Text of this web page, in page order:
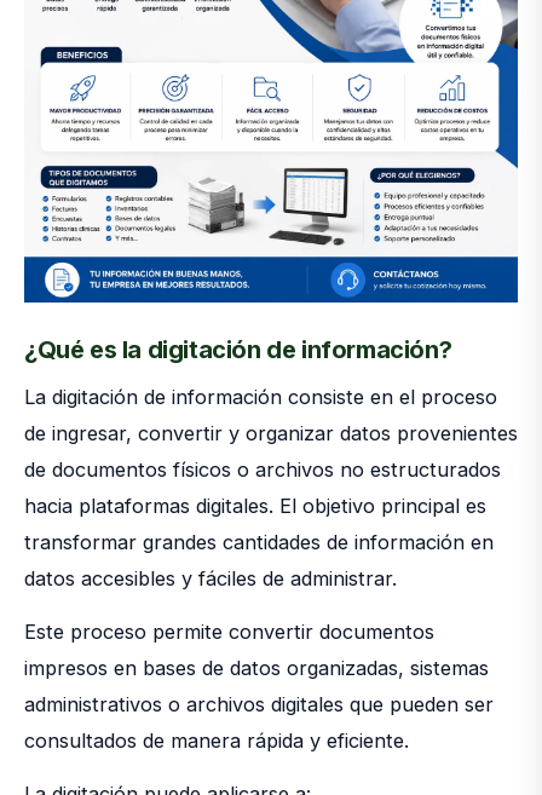
¿Qué es la digitación de información?
La digitación de información consiste en el proceso
de ingresar, convertir y organizar datos provenientes
de documentos físicos o archivos no estructurados
hacia plataformas digitales. El objetivo principal es
transformar grandes cantidades de información en
datos accesibles y fáciles de administrar.
Este proceso permite convertir documentos
impresos en bases de datos organizadas, sistemas
administrativos o archivos digitales que pueden ser
consultados de manera rápida y eficiente.